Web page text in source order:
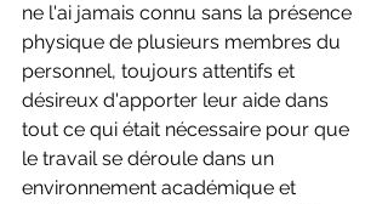
ne l'ai jamais connu sans la présence
physique de plusieurs membres du
personnel, toujours attentifs et
désireux d'apporter leur aide dans
tout ce qui était nécessaire pour que
le travail se déroule dans un
environnement académique et